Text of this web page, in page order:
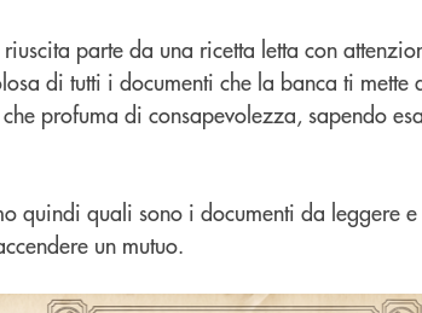
parte da una ricetta letta con
di tutti i documenti che la banca ti mette
profuma di consapevolezza, sapendo
quindi quali sono i documenti da leggere
un mutuo.